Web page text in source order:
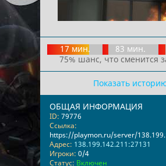
17 мин. 83 мин.
75% шанс, что сменится
Показать
ОБЩАЯ ИНФОРМАЦИЯ
ID: 79776
Ссылка:
https://playmon.ru/server/
Адрес: 138.199.142.211:27131
Игроки: 0/4
Статус: Включен